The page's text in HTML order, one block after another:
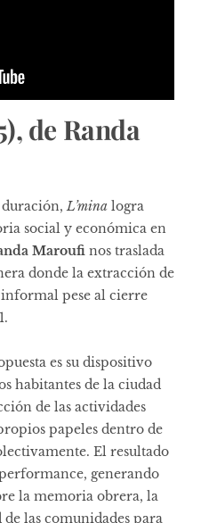
de Randa
duración,L’mina logra
social y económica en
Maroufi nos traslada
donde la extracción de
pese al cierre
es su dispositivo
habitantes de la ciudad
de las actividades
papeles dentro de
El resultado
generando
la memoria obrera, la
las comunidades para